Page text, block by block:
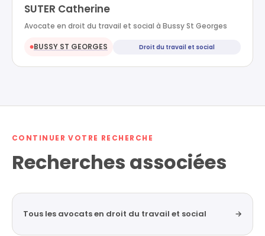
SUTER Catherine
Avocate en droit du travail et social à Bussy St Georges
●BUSSY ST GEORGES Droit du travail et social
CONTINUER VOTRE RECHERCHE
Recherches associées
Tous les avocats en droit du travail et social →